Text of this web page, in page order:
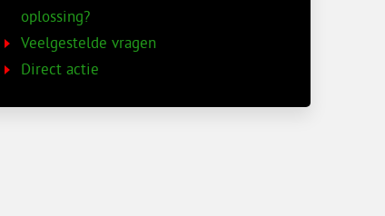
oplossing?
Veelgestelde vragen
Direct actie